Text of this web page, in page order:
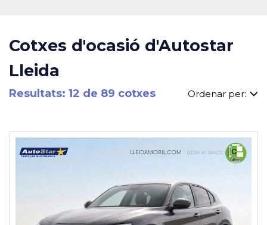
Cotxes d'ocasió d'Autostar
Lleida
Resultats: 12 de 89 cotxes Ordenar per: